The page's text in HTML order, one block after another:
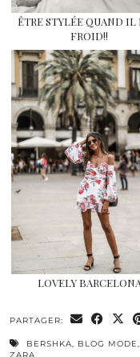
ÊTRE STYLÉE QUAND IL
FROID!!
LOVELY
PARTAGER:
BERSHKA, BLOG MODE,